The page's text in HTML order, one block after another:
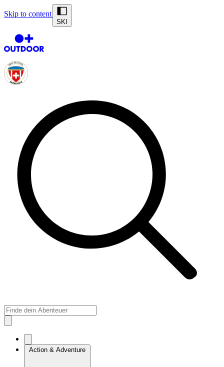
Skip to content
SKI
Action & Adventure